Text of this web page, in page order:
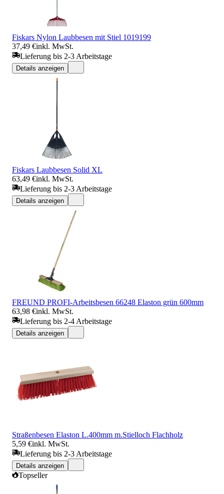
Fiskars Nylon Laubbesen mit Stiel 1019199
37,49 €inkl. MwSt.
Lieferung bis 2-3 Arbeitstage
Details anzeigen
Fiskars Laubbesen Solid XL
63,49 €inkl. MwSt.
Lieferung bis 2-3 Arbeitstage
Details anzeigen
FREUND PROFI-Arbeitsbesen 66248 Elaston grün 600mm
63,98 €inkl. MwSt.
Lieferung bis 2-4 Arbeitstage
Details anzeigen
Straßenbesen Elaston L.400mm m.Stielloch Flachholz
5,59 €inkl. MwSt.
Lieferung bis 2-3 Arbeitstage
Details anzeigen
Topseller